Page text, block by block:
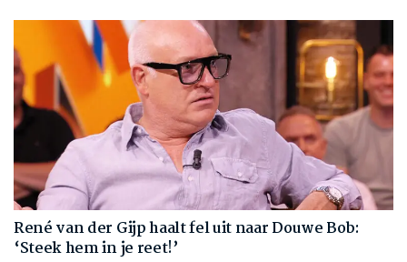
René van der Gijp haalt fel uit naar Douwe Bob:
‘Steek hem in je reet!’